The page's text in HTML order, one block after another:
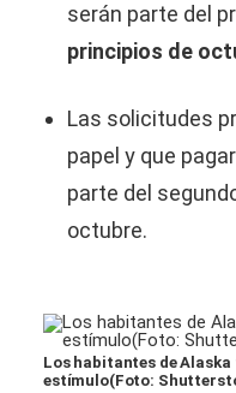
serán parte del
principios de
Las solicitudes
papel y que
parte del
octubre.
Los habitantes de Alaska
estímulo(Foto: